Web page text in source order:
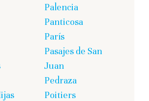
Palencia
Panticosa
París
Pasajes de San
Juan
Pedraza
Poitiers